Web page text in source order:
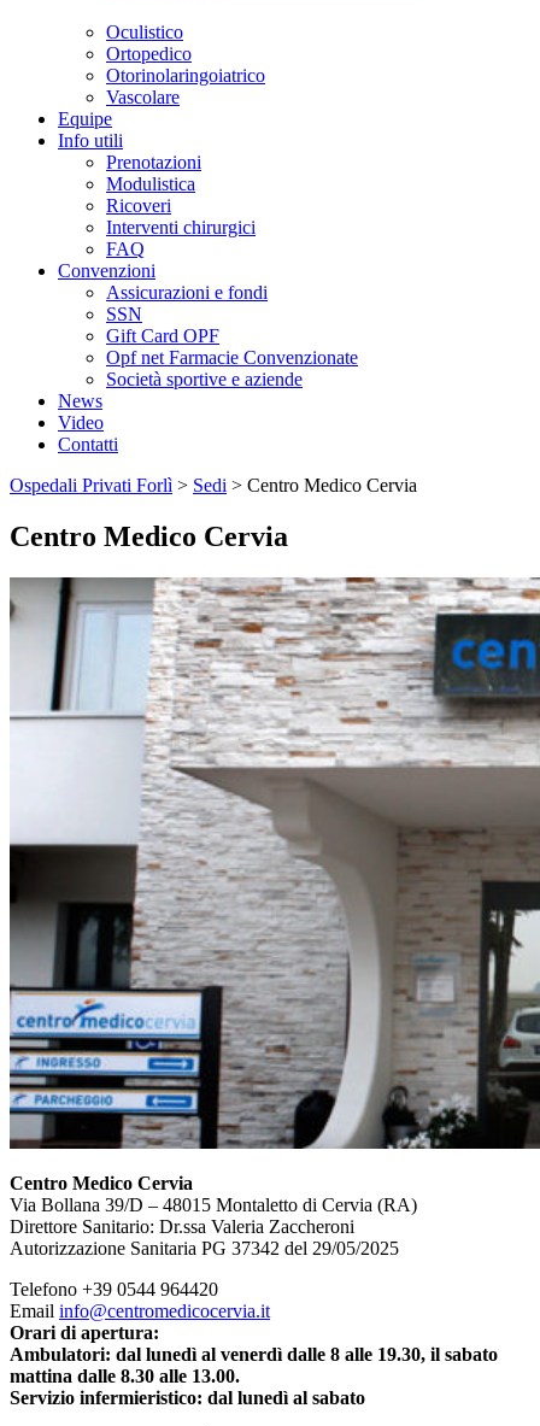
Oculistico
Ortopedico
Otorinolaringoiatrico
Vascolare
Equipe
Info utili
Prenotazioni
Modulistica
Ricoveri
Interventi chirurgici
FAQ
Convenzioni
Assicurazioni e fondi
SSN
Gift Card OPF
Opf net Farmacie Convenzionate
Società sportive e aziende
News
Video
Contatti
Ospedali Privati Forlì > Sedi > Centro Medico Cervia
Centro Medico Cervia
Centro Medico Cervia
Via Bollana 39/D – 48015 Montaletto di Cervia (RA)
Direttore Sanitario: Dr.ssa Valeria Zaccheroni
Autorizzazione Sanitaria PG 37342 del 29/05/2025
Telefono +39 0544 964420
Email info@centromedicocervia.it
Orari di apertura:
Ambulatori: dal lunedì al venerdì dalle 8 alle 19.30, il sabato
mattina dalle 8.30 alle 13.00.
Servizio infermieristico: dal lunedì al sabato